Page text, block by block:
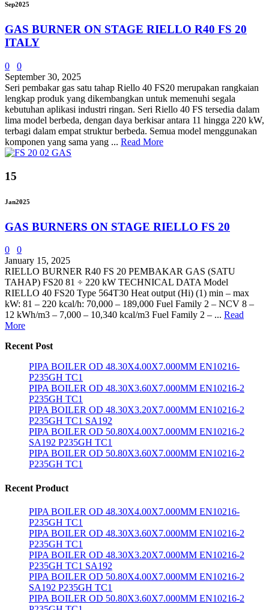
Sep2025
GAS BURNER ON STAGE RIELLO R40 FS 20
ITALY
0
0
September 30, 2025
Seri pembakar gas satu tahap Riello 40 FS20 merupakan rangkaian
lengkap produk yang dikembangkan untuk memenuhi segala
kebutuhan aplikasi industri ringan. Seri Riello 40 FS tersedia dalam
lima model berbeda, dengan daya berkisar antara 11 hingga 220 kW,
terbagi dalam empat struktur berbeda. Semua model menggunakan
komponen yang sama yang ... Read More
15
Jan2025
GAS BURNERS ON STAGE RIELLO FS 20
0
0
January 15, 2025
RIELLO BURNER R40 FS 20 PEMBAKAR GAS (SATU
TAHAP) FS20 81 ÷ 220 kW TECHNICAL DATA Model
RIELLO 40 FS20 Type 564T30 Heat output (Hi) (1) min – max
kW: 81 – 220 kcal/h: 70,000 – 189,000 Fuel Family 2 – NCV 8 –
12 kWh/m3 – 7,000 – 10,340 kcal/m3 Fuel Family 2 – ... Read
More
Recent Post
PIPA BOILER OD 48.30X4.00X7.000MM EN10216-
P235GH TC1
PIPA BOILER OD 48.30X3.60X7.000MM EN10216-2
P235GH TC1
PIPA BOILER OD 48.30X3.20X7.000MM EN10216-2
P235GH TC1 SA192
PIPA BOILER OD 50.80X4.00X7.000MM EN10216-2
SA192 P235GH TC1
PIPA BOILER OD 50.80X3.60X7.000MM EN10216-2
P235GH TC1
Recent Product
PIPA BOILER OD 48.30X4.00X7.000MM EN10216-
P235GH TC1
PIPA BOILER OD 48.30X3.60X7.000MM EN10216-2
P235GH TC1
PIPA BOILER OD 48.30X3.20X7.000MM EN10216-2
P235GH TC1 SA192
PIPA BOILER OD 50.80X4.00X7.000MM EN10216-2
SA192 P235GH TC1
PIPA BOILER OD 50.80X3.60X7.000MM EN10216-2